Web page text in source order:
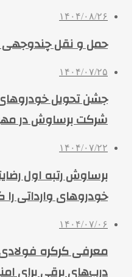
۱۴۰۴/۰۸/۲۶
حمل و نقل چندوجهی
۱۴۰۴/۰۷/۲۵
جشن تحویل
شرکت برساوش در
۱۴۰۴/۰۷/۲۲
برساوش رتبه اول
خودروهای وارداتی
۱۴۰۴/۰۷/۰۶
درب‌های برقی برای